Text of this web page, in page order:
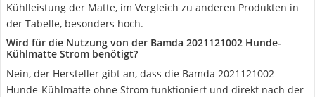
Kühlleistung der Matte, im Vergleich zu anderen Produkten in
der Tabelle, besonders hoch.
Wird für die Nutzung von der Bamda 2021121002 Hunde-
Kühlmatte Strom benötigt?
Nein, der Hersteller gibt an, dass die Bamda 2021121002
Hunde-Kühlmatte ohne Strom funktioniert und direkt nach der